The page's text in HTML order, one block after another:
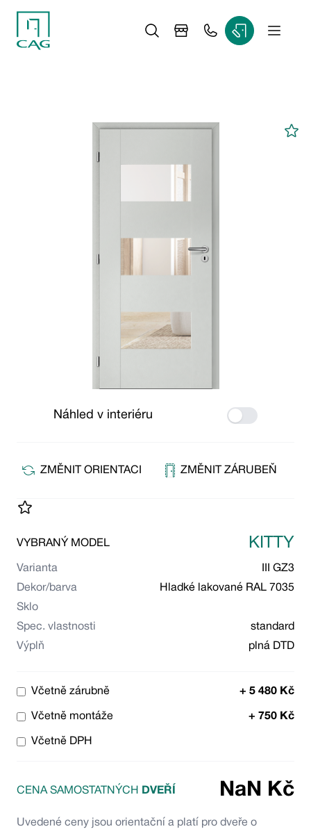
Náhled v interiéru Use setting
ZMĚNIT ORIENTACI ZMĚNIT ZÁRUBEŇ
VYBRANÝ MODEL KITTY
Varianta
III GZ3
Dekor/barva
Hladké lakované RAL 7035
Sklo
Spec. vlastnosti
standard
Výplň
plná DTD
Včetně zárubně + 5 480 Kč
Včetně montáže + 750 Kč
Včetně DPH
CENA SAMOSTATNÝCH DVEŘÍ NaN Kč
Uvedené ceny jsou orientační a platí pro dveře o